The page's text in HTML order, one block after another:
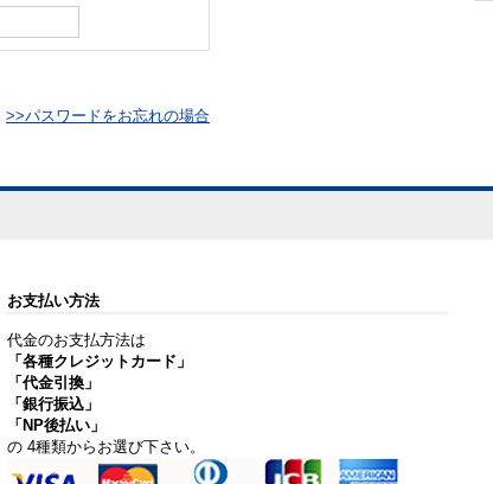
>>パスワードをお忘れの場合
お支払い方法
代金のお支払方法は
「各種クレジットカード」
「代金引換」
「銀行振込」
「NP後払い」
の 4種類からお選び下さい。